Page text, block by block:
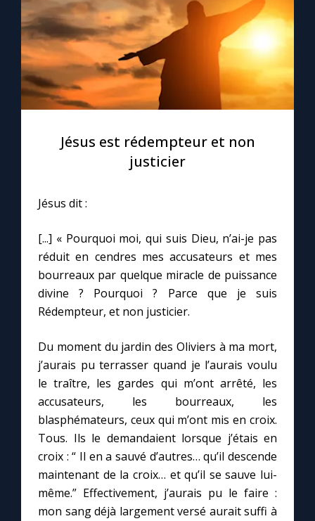
Jésus est rédempteur et non
justicier
Jésus dit :
[...] « Pourquoi moi, qui suis Dieu, n’ai-je pas
réduit en cendres mes accusateurs et mes
bourreaux par quelque miracle de puissance
divine ? Pourquoi ? Parce que je suis
Rédempteur, et non justicier.
Du moment du jardin des Oliviers à ma mort,
j’aurais pu terrasser quand je l’aurais voulu
le traître, les gardes qui m’ont arrêté, les
accusateurs, les bourreaux, les
blasphémateurs, ceux qui m’ont mis en croix.
Tous. Ils le demandaient lorsque j’étais en
croix : “ Il en a sauvé d’autres… qu’il descende
maintenant de la croix… et qu’il se sauve lui-
même.” Effectivement, j’aurais pu le faire :
mon sang déjà largement versé aurait suffi à